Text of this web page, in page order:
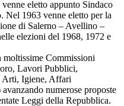
eletto appunto Sindaco
Nel 1963 venne eletto per la
di Salerno – Avellino –
elezioni del 1968, 1972 e
moltissime Commissioni
Lavori Pubblici,
Arti, Igiene, Affari
numerose proposte
Leggi della Repubblica.